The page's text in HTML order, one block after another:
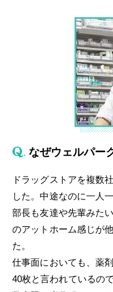
なぜウェルパー
ドラッグストアを複数
した。中途なのに一人
部長も友達や先輩みた
のアットホーム感じが
た。
仕事面においても、薬
40枚と言われているの